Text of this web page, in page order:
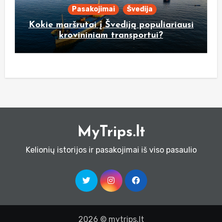
Pasakojimai Švedija
Kokie maršrutai į Švediją populiariausi
krovininiam transportui?
MyTrips.lt
Kelionių istorijos ir pasakojimai iš viso pasaulio
2026 © mytrips.lt